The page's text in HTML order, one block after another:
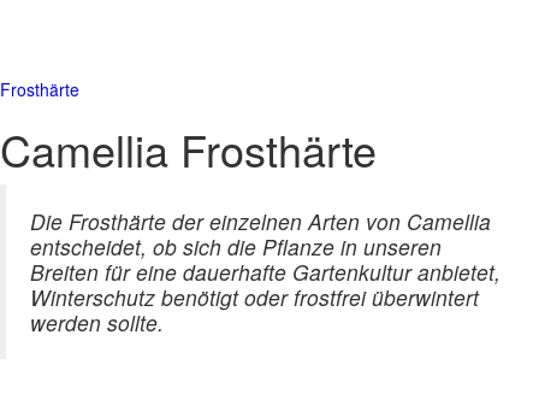
Frosthärte
Camellia Frosthärte
Die Frosthärte der einzelnen Arten von Camellia
entscheidet, ob sich die Pflanze in unseren
Breiten für eine dauerhafte Gartenkultur anbietet,
Winterschutz benötigt oder frostfrei überwintert
werden sollte.